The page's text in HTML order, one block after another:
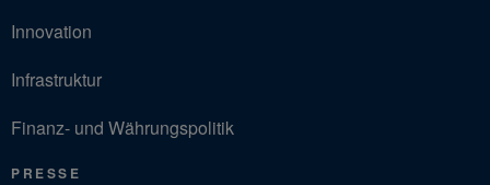
Innovation
Infrastruktur
Finanz- und Währungspolitik
PRESSE